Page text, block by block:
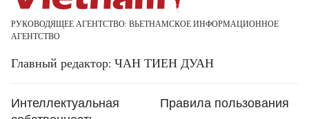
РУКОВОДЯЩЕЕ АГЕНТСТВО: ВЬЕТНАМСКОЕ ИНФОРМАЦИОННОЕ
АГЕНТСТВО
Главный редактор: ЧАН ТИЕН ДУАН
Интеллектуальная
Правила пользования